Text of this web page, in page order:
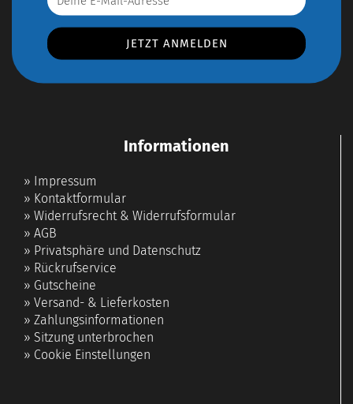
Informationen
» Impressum
» Kontaktformular
» Widerrufsrecht & Widerrufsformular
» AGB
» Privatsphäre und Datenschutz
» Rückrufservice
» Gutscheine
» Versand- & Lieferkosten
» Zahlungsinformationen
» Sitzung unterbrochen
» Cookie Einstellungen